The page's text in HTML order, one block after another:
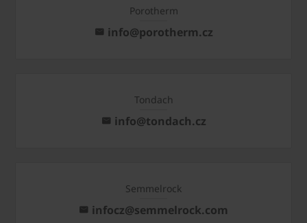
Porotherm
info@porotherm.cz
Tondach
info@tondach.cz
Semmelrock
infocz@semmelrock.com